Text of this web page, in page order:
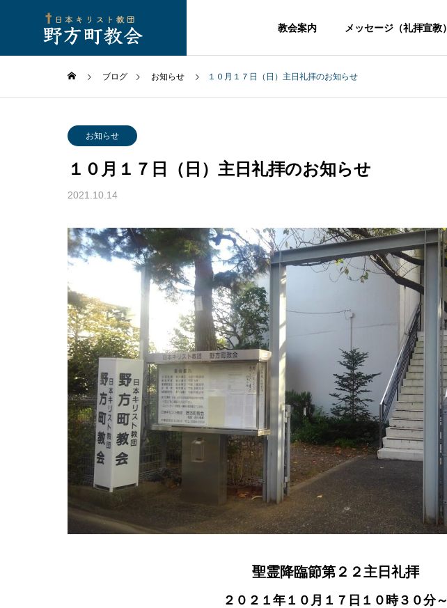
教会案内 メッセージ（礼拝宣教）
ブログ お知らせ １０月１７日（日）主日礼拝のお知らせ
お知らせ
１０月１７日（日）主日礼拝のお知らせ
2021.10.14
聖霊降臨節第２２主日礼拝
２０２１年１０月１７日１０時３０分～